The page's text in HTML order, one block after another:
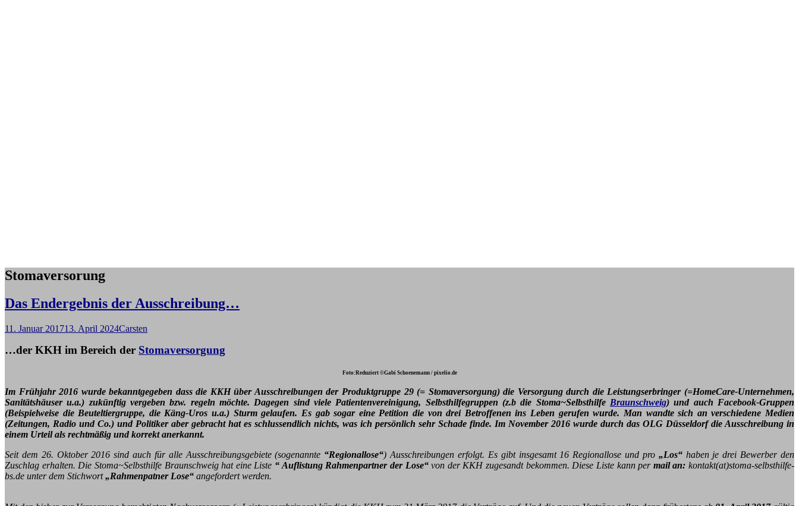
Stomaversorung
Das Endergebnis der Ausschreibung…
11. Januar 201713. April 2024Carsten
…der KKH im Bereich der Stomaversorgung
Foto:Reduziert ©Gabi Schoenemann / pixelio.de
Im Frühjahr 2016 wurde bekanntgegeben dass die KKH über Ausschreibungen der Produktgruppe 29 (= Stomaversorgung)die Versorgung durch die Leistungserbringer (=HomeCare-Unternehmen,
Sanitätshäuser u.a.) zukünftig vergeben bzw. regeln möchte. Dagegen sind viele Patientenvereinigung, Selbsthilfegruppen (z.b die Stoma~Selbsthilfe Braunschweig) und auch Facebook-Gruppen
(Beispielweise die Beuteltiergruppe, die Käng-Uros u.a.) Sturm gelaufen. Es gab sogar eine Petition die von drei Betroffenen ins Leben gerufen wurde. Man wandte sich an verschiedene Medien
(Zeitungen, Radio und Co.) und Politiker aber gebracht hat es schlussendlich nichts, was ich persönlich sehr Schade finde. Im November 2016 wurde durch das OLG Düsseldorf die Ausschreibung in
einem Urteil als rechtmäßig und korrekt anerkannt.
Seit dem 26. Oktober 2016 sind auch für alle Ausschreibungsgebiete (sogenannte “Regionallose“) Ausschreibungen erfolgt. Es gibt insgesamt 16 Regionallose und pro „Los“haben je drei Bewerber den
Zuschlag erhalten. Die Stoma~Selbsthilfe Braunschweig hat eine Liste “ Auflistung Rahmenpartner der Lose“von der KKH zugesandt bekommen. Diese Liste kann per mail an: kontakt(at)stoma-selbsthilfe-
bs.de unter dem Stichwort„Rahmenpatner Lose“ angefordert werden.